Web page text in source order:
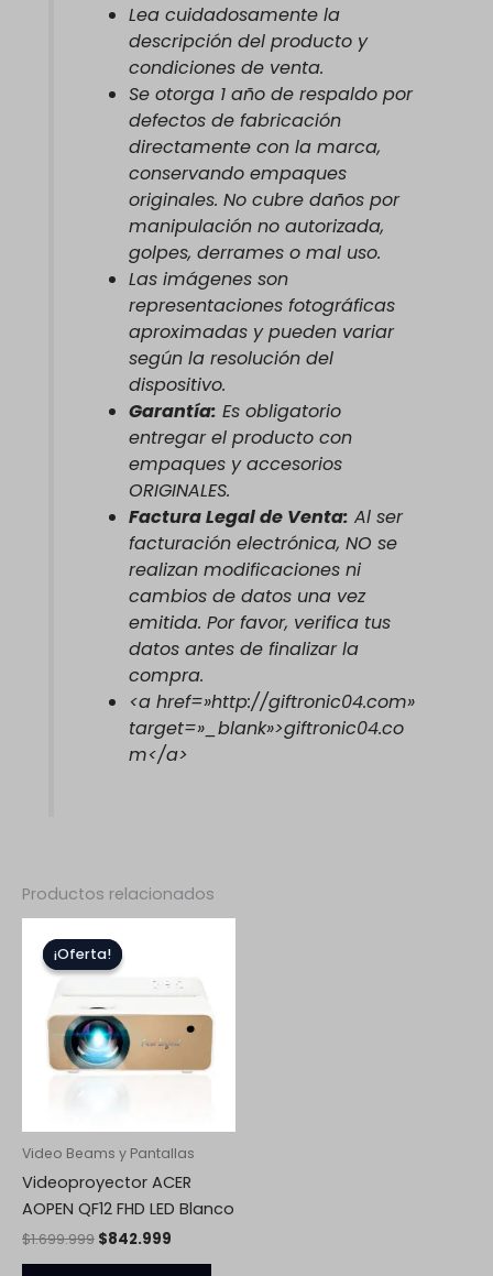
Lea cuidadosamente la
descripción del producto y
condiciones de venta.
Se otorga 1 año de respaldo por
defectos de fabricación
directamente con la marca,
conservando empaques
originales. No cubre daños por
manipulación no autorizada,
golpes, derrames o mal uso.
Las imágenes son
representaciones fotográficas
aproximadas y pueden variar
según la resolución del
dispositivo.
Garantía: Es obligatorio
entregar el producto con
empaques y accesorios
ORIGINALES.
Factura Legal de Venta: Al ser
facturación electrónica, NO se
realizan modificaciones ni
cambios de datos una vez
emitida. Por favor, verifica tus
datos antes de finalizar la
compra.
<a href=»http://giftronic04.com»
target=»_blank»>giftronic04.co
m</a>
Productos relacionados
¡Oferta!
¡Oferta!
Video Beams y Pantallas
Videoproyector ACER
AOPEN QF12 FHD LED Blanco
$1.699.999
precio
original
$1.699.999.
$842.999
es:
$842.999.